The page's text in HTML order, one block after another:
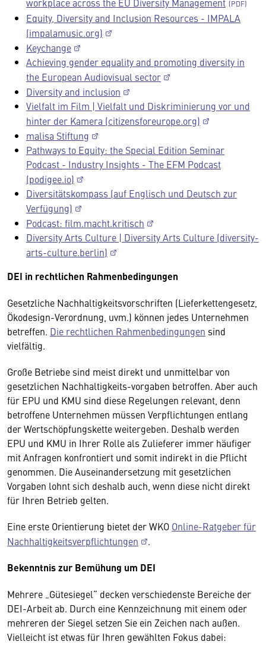
Equity, Diversity and Inclusion Resources - IMPALA
(impalamusic.org)
Keychange
Achieving gender equality and promoting diversity in
the European Audiovisual sector
Diversity and inclusion
Vielfalt im Film | Vielfalt und Diskriminierung vor und
hinter der Kamera (citizensforeurope.org)
malisa Stiftung
Pathways to Equity: the Special Edition Seminar
Podcast - Industry Insights - The EFM Podcast
(podigee.io)
Diversitätskompass (auf Englisch und Deutsch zur
Verfügung)
Podcast: film.macht.kritisch
Diversity Arts Culture | Diversity Arts Culture (diversity-
arts-culture.berlin)
DEI in rechtlichen Rahmenbedingungen
Gesetzliche Nachhaltigkeitsvorschriften (Lieferkettengesetz,
Ökodesign-Verordnung, uvm.) können jedes Unternehmen
betreffen. Die rechtlichen Rahmenbedingungen sind
vielfältig.
Große Betriebe sind meist direkt und unmittelbar von
gesetzlichen Nachhaltigkeits-vorgaben betroffen. Aber auch
für EPU und KMU sind diese Regelungen relevant, denn
betroffene Unternehmen müssen Verpflichtungen entlang
der Wertschöpfungskette weitergeben. Deshalb werden
EPU und KMU in Ihrer Rolle als Zulieferer immer häufiger
mit Anfragen konfrontiert und somit indirekt in die Pflicht
genommen. Die Auseinandersetzung mit gesetzlichen
Vorgaben lohnt sich deshalb auch, wenn diese nicht direkt
für Ihren Betrieb gelten.
Eine erste Orientierung bietet der WKO Online-Ratgeber für
Nachhaltigkeitsverpflichtungen
.
Bekenntnis zur Bemühung um DEI
Mehrere „Gütesiegel“ decken verschiedenste Bereiche der
DEI-Arbeit ab. Durch eine Kennzeichnung mit einem oder
mehreren der Siegel setzen Sie ein Zeichen nach außen.
Vielleicht ist etwas für Ihren gewählten Fokus dabei: